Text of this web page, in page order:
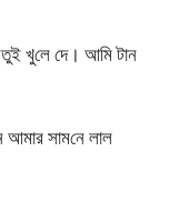
তুই খু‌লে দে। আ‌মি টান
আমার সাম‌নে লাল